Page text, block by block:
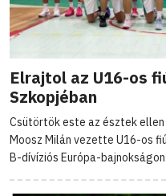
Elrajtol az U16-os
Szkopjéban
Csütörtök este az észtek
Moosz Milán vezette U16-os
B-dívíziós Európa-bajnokságon.